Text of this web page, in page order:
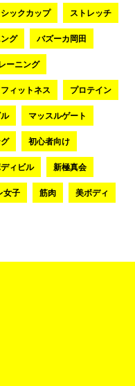
ックカップ ストレッチ
グ バズーカ岡田
ーニング
フィットネス プロテイン
マッスルゲート
初心者向け
ィビル 新極真会
女子 筋肉 美ボディ